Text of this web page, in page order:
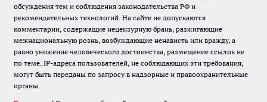
обсуждения тем и соблюдения законодательства РФ и
рекомендательных технологий. На сайте не допускаются
комментарии, содержащие нецензурную брань, разжигающие
межнациональную рознь, возбуждающие ненависть или вражду, а
равно унижение человеческого достоинства, размещение ссылок не
по теме. IP-адреса пользователей, не соблюдающих эти требования,
могут быть переданы по запросу в надзорные и правоохранительные
органы.